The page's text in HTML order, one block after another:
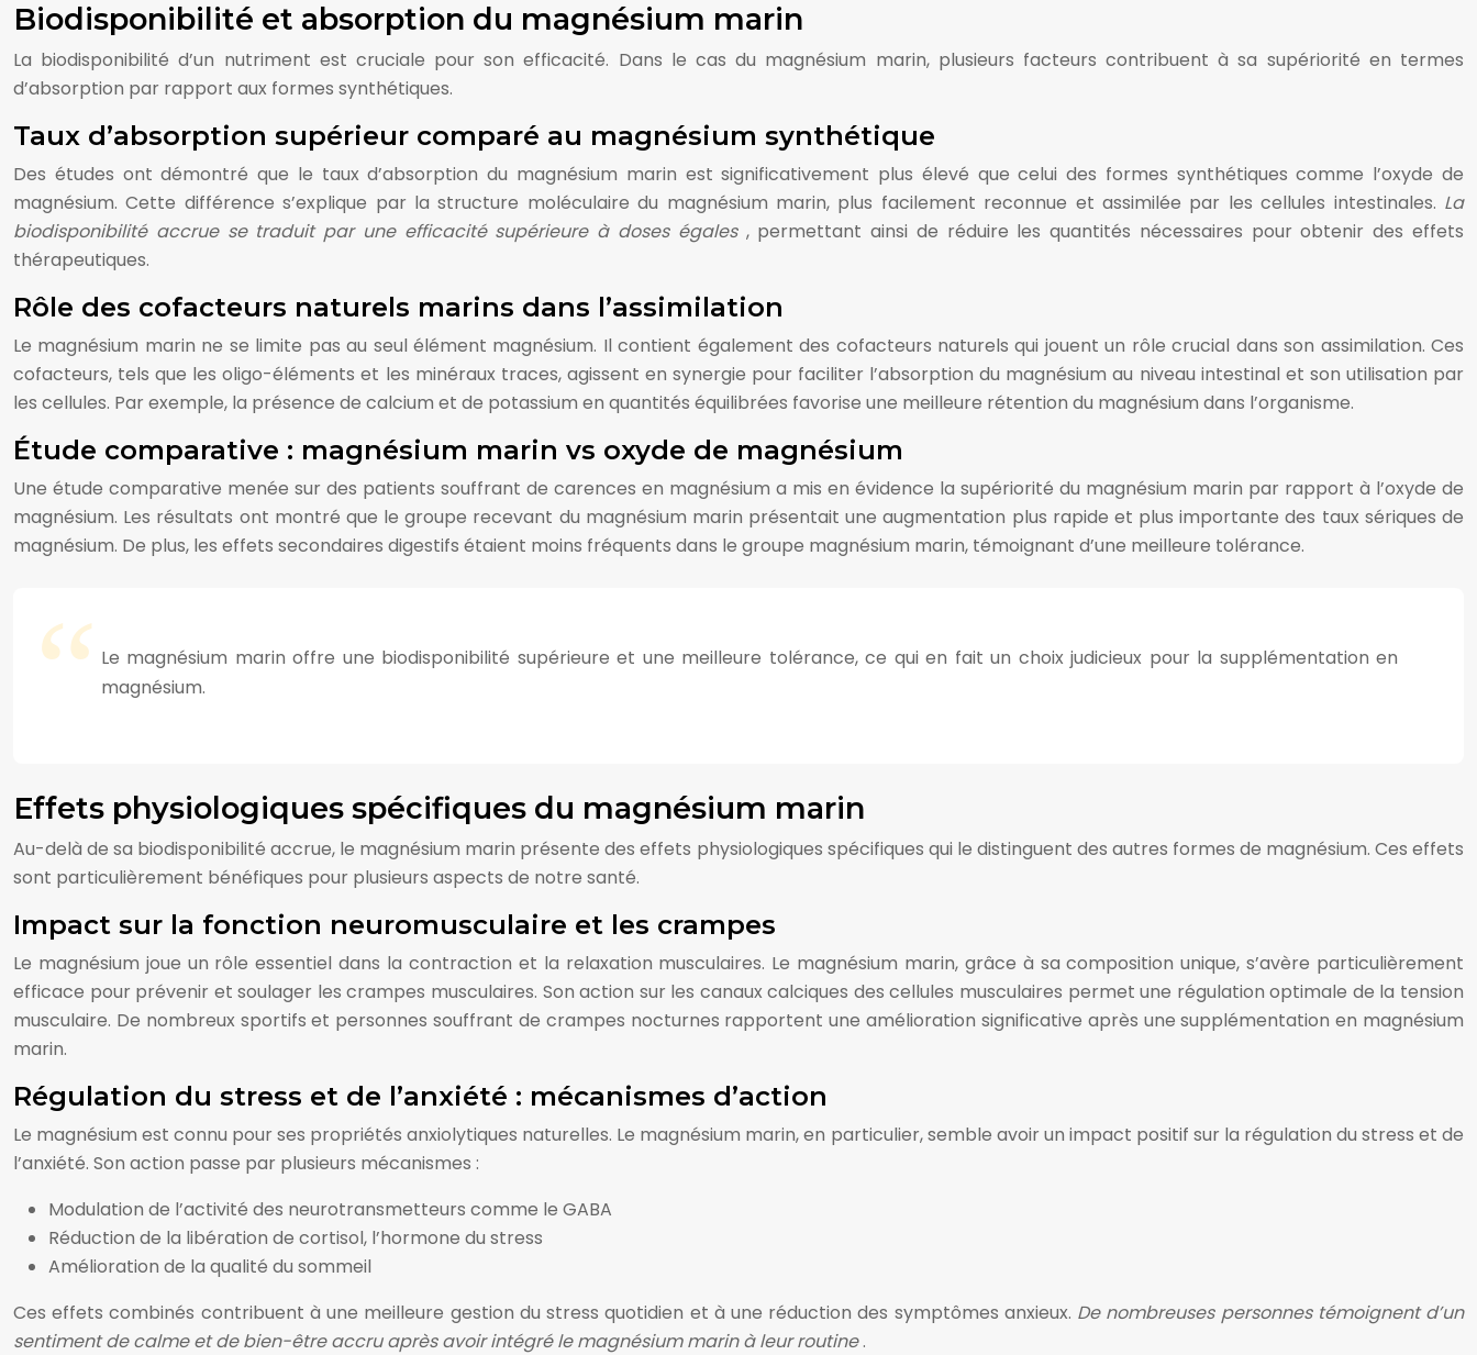
Biodisponibilité et absorption du magnésium marin
La biodisponibilité d’un nutriment est cruciale pour son efficacité. Dans le cas du magnésium marin, plusieurs facteurs contribuent à sa supériorité en termes
d’absorption par rapport aux formes synthétiques.
Taux d’absorption supérieur comparé au magnésium synthétique
Des études ont démontré que le taux d’absorption du magnésium marin est significativement plus élevé que celui des formes synthétiques comme l’oxyde de
magnésium. Cette différence s’explique par la structure moléculaire du magnésium marin, plus facilement reconnue et assimilée par les cellules intestinales. La
biodisponibilité accrue se traduit par une efficacité supérieure à doses égales , permettant ainsi de réduire les quantités nécessaires pour obtenir des effets
thérapeutiques.
Rôle des cofacteurs naturels marins dans l’assimilation
Le magnésium marin ne se limite pas au seul élément magnésium. Il contient également des cofacteurs naturels qui jouent un rôle crucial dans son assimilation. Ces
cofacteurs, tels que les oligo-éléments et les minéraux traces, agissent en synergie pour faciliter l’absorption du magnésium au niveau intestinal et son utilisation par
les cellules. Par exemple, la présence de calcium et de potassium en quantités équilibrées favorise une meilleure rétention du magnésium dans l’organisme.
Étude comparative : magnésium marin vs oxyde de magnésium
Une étude comparative menée sur des patients souffrant de carences en magnésium a mis en évidence la supériorité du magnésium marin par rapport à l’oxyde de
magnésium. Les résultats ont montré que le groupe recevant du magnésium marin présentait une augmentation plus rapide et plus importante des taux sériques de
magnésium. De plus, les effets secondaires digestifs étaient moins fréquents dans le groupe magnésium marin, témoignant d’une meilleure tolérance.
Le magnésium marin offre une biodisponibilité supérieure et une meilleure tolérance, ce qui en fait un choix judicieux pour la supplémentation en
magnésium.
Effets physiologiques spécifiques du magnésium marin
Au-delà de sa biodisponibilité accrue, le magnésium marin présente des effets physiologiques spécifiques qui le distinguent des autres formes de magnésium. Ces effets
sont particulièrement bénéfiques pour plusieurs aspects de notre santé.
Impact sur la fonction neuromusculaire et les crampes
Le magnésium joue un rôle essentiel dans la contraction et la relaxation musculaires. Le magnésium marin, grâce à sa composition unique, s’avère particulièrement
efficace pour prévenir et soulager les crampes musculaires. Son action sur les canaux calciques des cellules musculaires permet une régulation optimale de la tension
musculaire. De nombreux sportifs et personnes souffrant de crampes nocturnes rapportent une amélioration significative après une supplémentation en magnésium
marin.
Régulation du stress et de l’anxiété : mécanismes d’action
Le magnésium est connu pour ses propriétés anxiolytiques naturelles. Le magnésium marin, en particulier, semble avoir un impact positif sur la régulation du stress et de
l’anxiété. Son action passe par plusieurs mécanismes :
Modulation de l’activité des neurotransmetteurs comme le GABA
Réduction de la libération de cortisol, l’hormone du stress
Amélioration de la qualité du sommeil
Ces effets combinés contribuent à une meilleure gestion du stress quotidien et à une réduction des symptômes anxieux. De nombreuses personnes témoignent d’un
sentiment de calme et de bien-être accru après avoir intégré le magnésium marin à leur routine.